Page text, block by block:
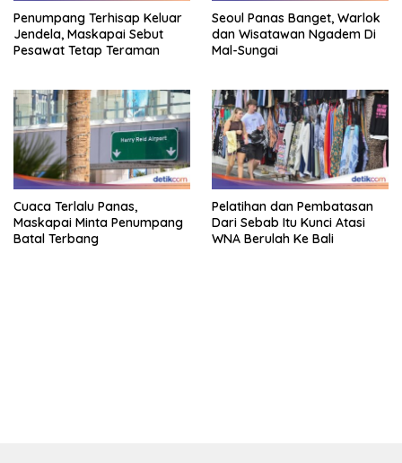
Penumpang Terhisap Keluar
Jendela, Maskapai Sebut
Pesawat Tetap Teraman
Seoul Panas Banget, Warlok
dan Wisatawan Ngadem Di
Mal-Sungai
Cuaca Terlalu Panas,
Maskapai Minta Penumpang
Batal Terbang
Pelatihan dan Pembatasan
Dari Sebab Itu Kunci Atasi
WNA Berulah Ke Bali